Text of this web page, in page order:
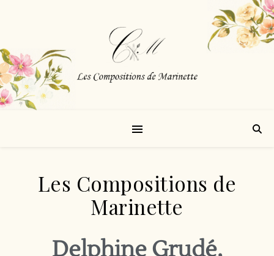
Les Compositions de
Marinette
Delphine Grudé,